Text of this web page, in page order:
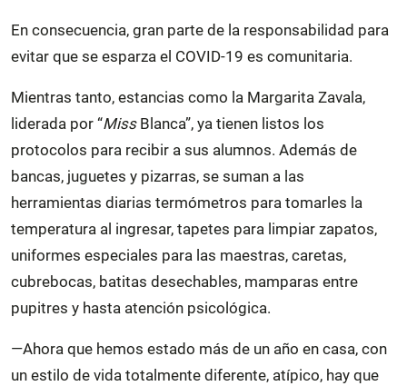
En consecuencia, gran parte de la responsabilidad para
evitar que se esparza el COVID-19 es comunitaria.
Mientras tanto, estancias como la Margarita Zavala,
liderada por “MissBlanca”, ya tienen listos los
protocolos para recibir a sus alumnos. Además de
bancas, juguetes y pizarras, se suman a las
herramientas diarias termómetros para tomarles la
temperatura al ingresar, tapetes para limpiar zapatos,
uniformes especiales para las maestras, caretas,
cubrebocas, batitas desechables, mamparas entre
pupitres y hasta atención psicológica.
—Ahora que hemos estado más de un año en casa, con
un estilo de vida totalmente diferente, atípico, hay que